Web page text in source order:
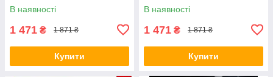
В наявності
1 471 ₴ 1 871 ₴
Купити
В наявності
1 471 ₴ 1 871 ₴
Купити